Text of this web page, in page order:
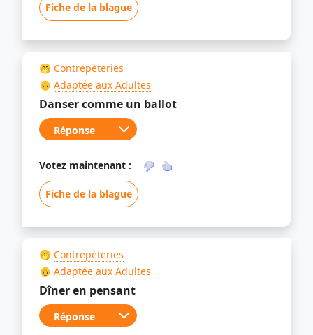
Fiche de la blague
🤭 Contrepèteries
👴 Adaptée aux Adultes
Danser comme un ballot
Votez maintenant :
Fiche de la blague
🤭 Contrepèteries
👴 Adaptée aux Adultes
Dîner en pensant